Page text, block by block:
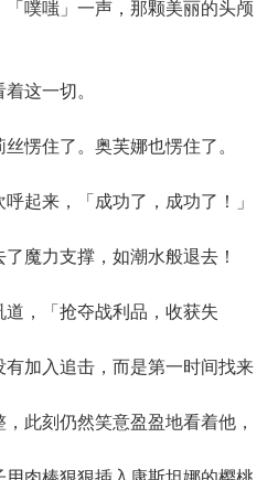
噗嗤」一声，那颗美丽的头颅
这一切。
住了。奥芙娜也愣住了。
来，「成功了，成功了！」
魔力支撑，如潮水般退去！
，「抢夺战利品，收获失
加入追击，而是第一时间找来
此刻仍然笑意盈盈地看着他，